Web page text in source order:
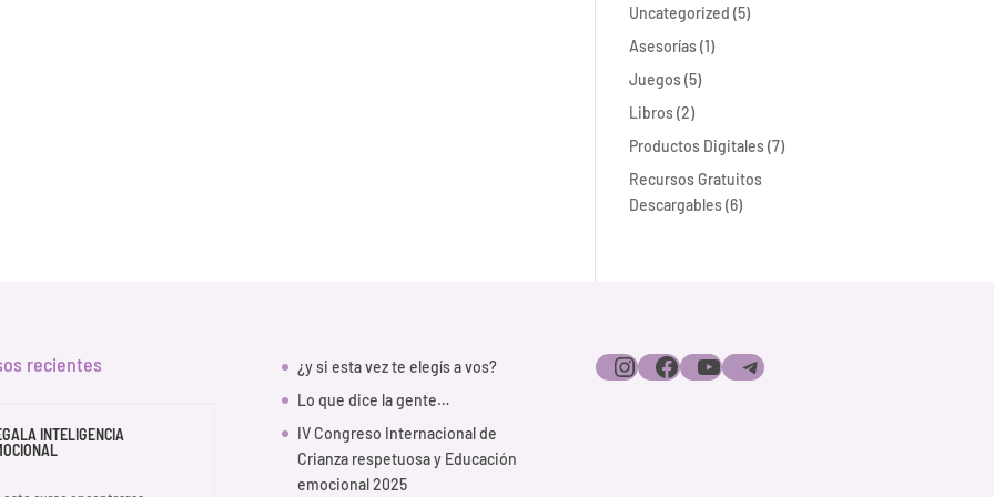
Uncategorized 55
Asesorías 11
Juegos 55
Libros 22
productos
Productos Digitales 77
Recursos Gratuitos
Descargables 66
recientes
INTELIGENCIA
¿y si esta vez te elegís a vos?
Lo que dice la gente…
IV Congreso Internacional de
Crianza respetuosa y Educación
emocional 2025
Instagram
Facebook
YouTubeTelegram